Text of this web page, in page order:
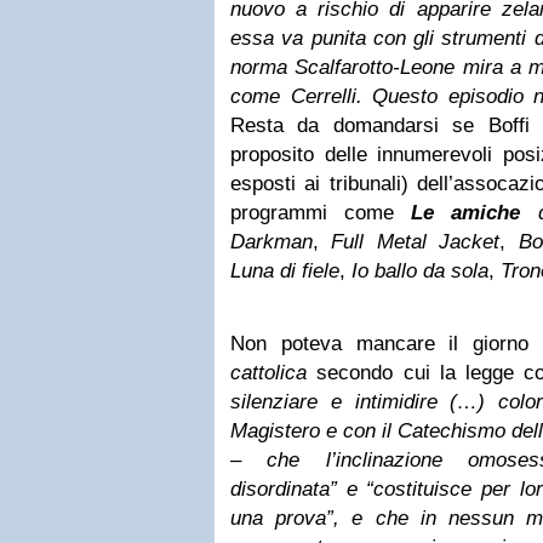
nuovo a rischio di apparire
essa va punita con gli strumenti
norma Scalfarotto-Leone mira a
come Cerrelli. Questo episodio
Resta da domandarsi se Boffi
proposito delle innumerevoli
esposti ai tribunali)
programmi comeLe amiche
Darkman,Full Metal Jacket,
Luna di fiele, Io ballo da sola,
Non poteva mancare il giorno
cattolica secondo cui la legge
silenziare e intimidire (…)
Magistero e con il Catechismo
– che l’inclinazione
disordinata” e “costituisce per
una prova”, e che in nessun